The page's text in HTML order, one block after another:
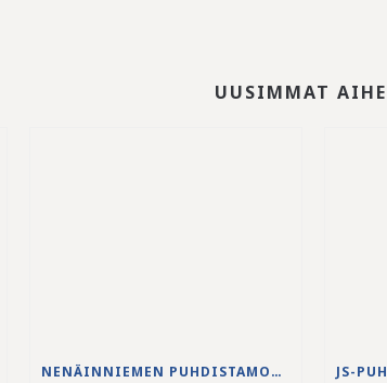
UUSIMMAT
NENÄINNIEMEN PUHDISTAMON YLIVUODON 27.-28.5.2026 VESISTÖVAIKUTUKSET